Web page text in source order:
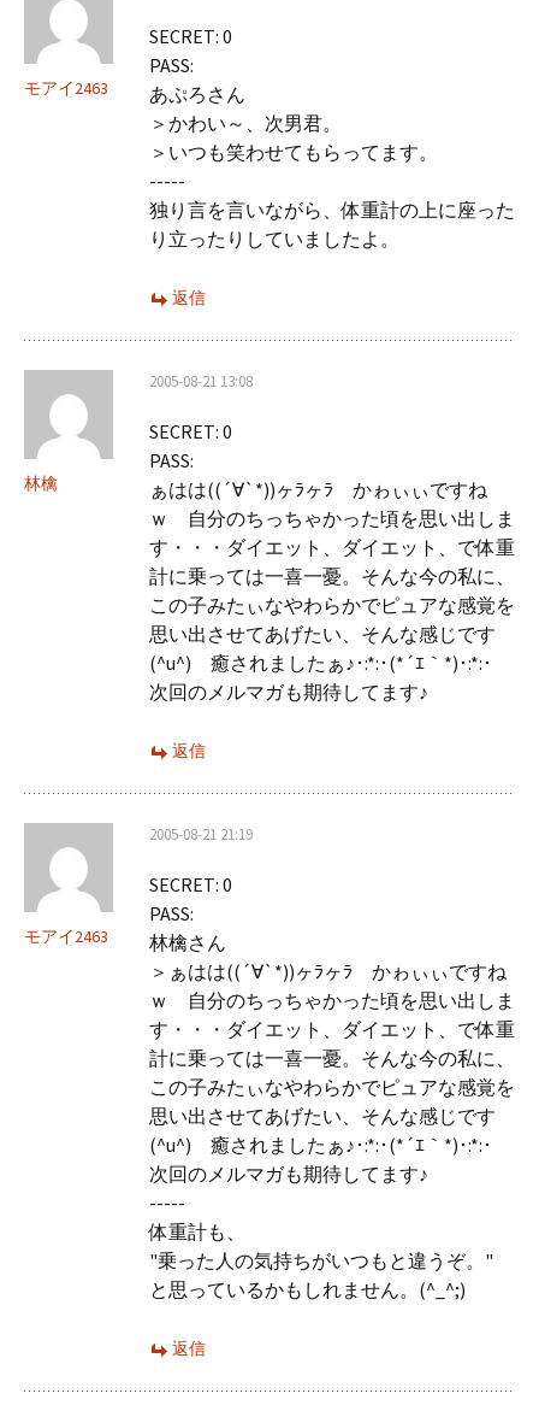
モアイ2463
SECRET: 0
PASS:
あぷろさん
＞かわい～、次男君。
＞いつも笑わせてもらってます。
-----
独り言を言いながら、体重計の上に座った
り立ったりしていましたよ。
返信
林檎
2005-08-21 13:08
SECRET: 0
PASS:
ぁはは((´∀`*))ヶﾗヶﾗ かゎぃぃですね
ｗ 自分のちっちゃかった頃を思い出しま
す・・・ダイエット、ダイエット、で体重
計に乗っては一喜一憂。そんな今の私に、
この子みたぃなやわらかでピュアな感覚を
思い出させてあげたい、そんな感じです
(^u^) 癒されましたぁ♪･:*:･(*´ｴ｀*)･:*:･
次回のメルマガも期待してます♪
返信
モアイ2463
2005-08-21 21:19
SECRET: 0
PASS:
林檎さん
＞ぁはは((´∀`*))ヶﾗヶﾗ かゎぃぃですね
ｗ 自分のちっちゃかった頃を思い出しま
す・・・ダイエット、ダイエット、で体重
計に乗っては一喜一憂。そんな今の私に、
この子みたぃなやわらかでピュアな感覚を
思い出させてあげたい、そんな感じです
(^u^) 癒されましたぁ♪･:*:･(*´ｴ｀*)･:*:･
次回のメルマガも期待してます♪
-----
体重計も、
"乗った人の気持ちがいつもと違うぞ。"
と思っているかもしれません。(^_^;)
返信